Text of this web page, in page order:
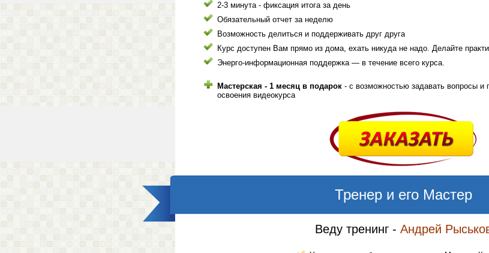
2-3 минута - фиксация итога за день
Обязательный отчет за неделю
Возможность делиться и поддерживать друг друга
Курс доступен Вам прямо из дома, ехать никуда не надо. Делайте
Энерго-информационная поддержка — в течение всего курса.
Мастерская - 1 месяц в подарок - с возможностью задавать вопросы и
освоения видеокурса
Тренер и его Мастер
Веду тренинг - Андрей